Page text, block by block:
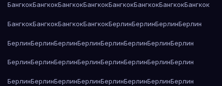
БангкокБангкокБангкокБангкокБангкокБангкокБангкокБангкок
БангкокБангкокБангкокБангкокБерлинБерлинБерлинБерлин
БерлинБерлинБерлинБерлинБерлинБерлинБерлинБерлин
БерлинБерлинБерлинБерлинБерлинБерлинБерлинБерлин
БерлинБерлинБерлинБерлинБерлинБерлинБерлинБерлин